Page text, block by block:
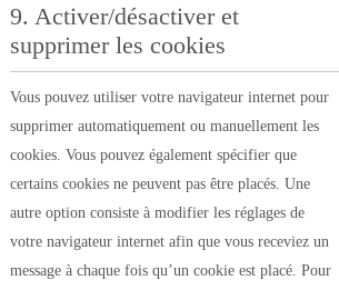
9. Activer/désactiver et
supprimer les cookies
Vous pouvez utiliser votre navigateur internet pour
supprimer automatiquement ou manuellement les
cookies. Vous pouvez également spécifier que
certains cookies ne peuvent pas être placés. Une
autre option consiste à modifier les réglages de
votre navigateur internet afin que vous receviez un
message à chaque fois qu’un cookie est placé. Pour